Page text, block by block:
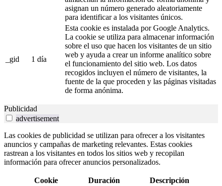
asignan un número generado aleatoriamente
para identificar a los visitantes únicos.
_gid 1 día
Esta cookie es instalada por Google Analytics.
La cookie se utiliza para almacenar información
sobre el uso que hacen los visitantes de un sitio
web y ayuda a crear un informe analítico sobre
el funcionamiento del sitio web. Los datos
recogidos incluyen el número de visitantes, la
fuente de la que proceden y las páginas visitadas
de forma anónima.
Publicidad
advertisement
Las cookies de publicidad se utilizan para ofrecer a los visitantes
anuncios y campañas de marketing relevantes. Estas cookies
rastrean a los visitantes en todos los sitios web y recopilan
información para ofrecer anuncios personalizados.
Cookie Duración Descripción